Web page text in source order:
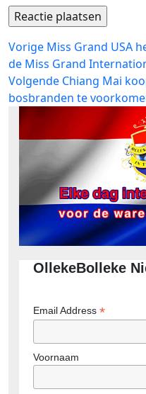
Bericht
navigatie
Vorige Vorig
bericht:
Miss Grand USA
de Miss Grand
Volgende Volgend
bericht:
Chiang Mai
bosbranden te
OllekeBolleke
Email Address *
Voornaam